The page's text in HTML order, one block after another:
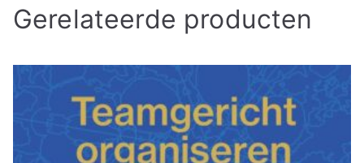
Gerelateerde producten